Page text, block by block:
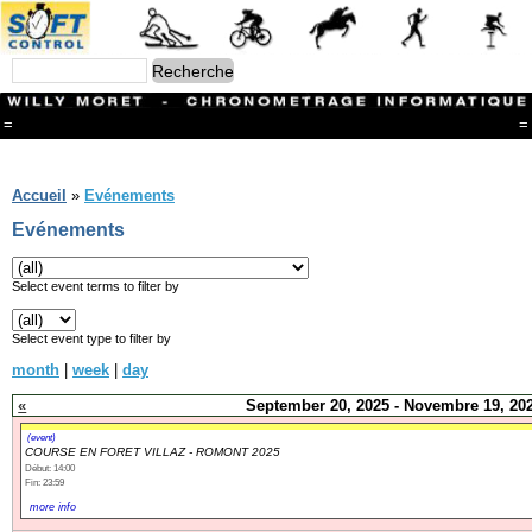
= =
Branches
CONTACT
Ski ALPIN
Triathlon
Ski Nordique
Courses à pieds
Athlétisme
Slalom In-Line
Caisse à savon
Coupe "Journal La Gruyère"
Hippisme
Marche
Accueil » Evénements
Evénements
Select event terms to filter by
Select event type to filter by
month | week | day
«
September 20, 2025 - Novembre 19,
(event)
COURSE EN FORET VILLAZ - ROMONT 2025
Début: 14:00
Fin: 23:59
more info